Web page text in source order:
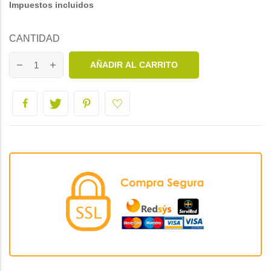
Impuestos incluidos
CANTIDAD
AÑADIR AL CARRITO